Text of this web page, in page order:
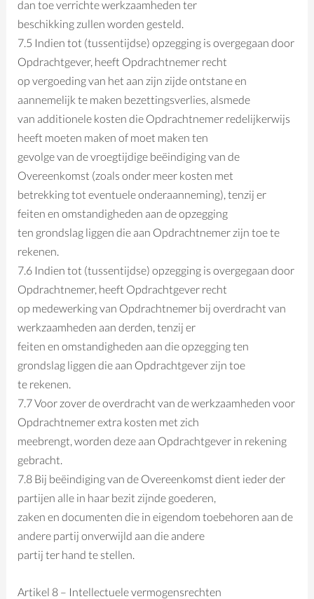
dan toe verrichte werkzaamheden ter
beschikking zullen worden gesteld.
7.5 Indien tot (tussentijdse) opzegging is overgegaan door
Opdrachtgever, heeft Opdrachtnemer recht
op vergoeding van het aan zijn zijde ontstane en
aannemelijk te maken bezettingsverlies, alsmede
van additionele kosten die Opdrachtnemer redelijkerwijs
heeft moeten maken of moet maken ten
gevolge van de vroegtijdige beëindiging van de
Overeenkomst (zoals onder meer kosten met
betrekking tot eventuele onderaanneming), tenzij er
feiten en omstandigheden aan de opzegging
ten grondslag liggen die aan Opdrachtnemer zijn toe te
rekenen.
7.6 Indien tot (tussentijdse) opzegging is overgegaan door
Opdrachtnemer, heeft Opdrachtgever recht
op medewerking van Opdrachtnemer bij overdracht van
werkzaamheden aan derden, tenzij er
feiten en omstandigheden aan die opzegging ten
grondslag liggen die aan Opdrachtgever zijn toe
te rekenen.
7.7 Voor zover de overdracht van de werkzaamheden voor
Opdrachtnemer extra kosten met zich
meebrengt, worden deze aan Opdrachtgever in rekening
gebracht.
7.8 Bij beëindiging van de Overeenkomst dient ieder der
partijen alle in haar bezit zijnde goederen,
zaken en documenten die in eigendom toebehoren aan de
andere partij onverwijld aan die andere
partij ter hand te stellen.
Artikel 8 – Intellectuele vermogensrechten